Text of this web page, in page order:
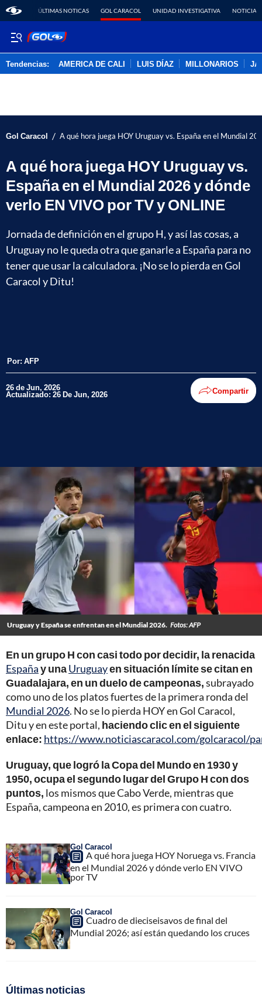
ÚLTIMAS NOTICAS GOL CARACOL UNIDAD INVESTIGATIVA NOTICIAS
Tendencias: AMERICA DE CALI LUIS DÍAZ MILLONARIOS
Gol Caracol / A qué hora juega HOY Uruguay vs. España en el Mundial
A qué hora juega HOY Uruguay vs.
España en el Mundial 2026 y dónde
verlo EN VIVO por TV y ONLINE
Jornada de definición en el grupo H, y así las cosas, a
Uruguay no le queda otra que ganarle a España para no
tener que usar la calculadora. ¡No se lo pierda en Gol
Caracol y Ditu!
Por: AFP
26 de Jun, 2026
Actualizado: 26 De Jun, 2026 Compartir
Uruguay y España se enfrentan en el Mundial 2026. Fotos: AFP
En un grupo H con casi todo por decidir, la renacida
Españay unaUruguayen situación límite se citan en
Guadalajara, en un duelo de campeonas,subrayado
como uno de los platos fuertes de la primera ronda del
Mundial 2026. No se lo pierda HOY en Gol Caracol,
Ditu y en este portal, haciendo clic en el siguiente
enlace: https://www.noticiascaracol.com/golcaracol/
Uruguay, que logró la Copa del Mundo en 1930 y
1950, ocupa el segundo lugar del Grupo H con dos
puntos, los mismos que Cabo Verde, mientras que
España, campeona en 2010, es primera con cuatro.
Gol Caracol
A qué hora juega HOY Noruega vs. Francia
en el Mundial 2026 y dónde verlo EN VIVO
por TV
Gol Caracol
Cuadro de dieciseisavos de final del
Mundial 2026; así están quedando los cruces
Últimas noticias